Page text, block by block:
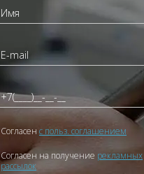
Согласен с польз. соглашением
Согласен на получение рекламных
рассылок